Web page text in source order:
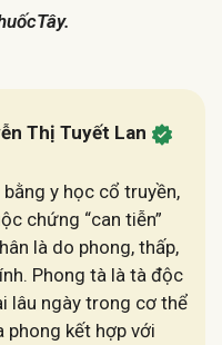
Thị Tuyết Lan
y học cổ truyền,
chứng “can tiễn”
là do phong, thấp,
Phong tà là tà độc
lâu ngày trong cơ thể
phong kết hợp với